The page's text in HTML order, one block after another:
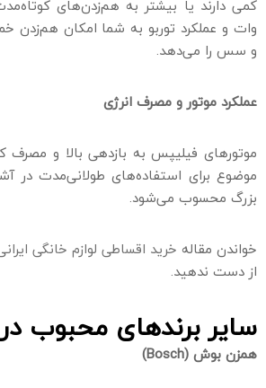
وات و عملکرد توربو به شما امکان هم‌زدن
و سس را می‌دهد.
عملکرد موتور و مصرف انرژی
موتورهای فیلیپس به بازدهی بالا و
موضوع برای استفاده‌های طولانی‌مدت در
بزرگ محسوب می‌شود.
خواندن مقاله خرید اقساطی لوازم خانگی
از دست ندهید.
سایر برندهای محبوب در
همزن بوش (Bosch
)